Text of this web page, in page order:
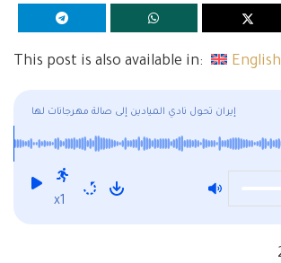
This post is also available in: English
إيران تحول نادي الميادين إلى صالة مهرجانات لها
x1